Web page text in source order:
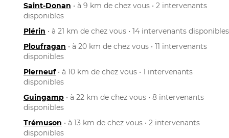
Saint-Donan • à 9 km de chez vous • 2 intervenants
disponibles
Plérin • à 21 km de chez vous • 14 intervenants disponibles
Ploufragan • à 20 km de chez vous • 11 intervenants
disponibles
Plerneuf• à 10 km de chez vous • 1 intervenants
disponibles
Guingamp • à 22 km de chez vous • 8 intervenants
disponibles
Trémuson • à 13 km de chez vous • 2 intervenants
disponibles